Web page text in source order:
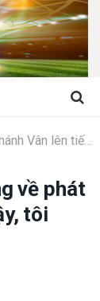
“Sau một đêm ngủ dậy, tôi bỗng có nhà và xe mới”
về phát
tôi